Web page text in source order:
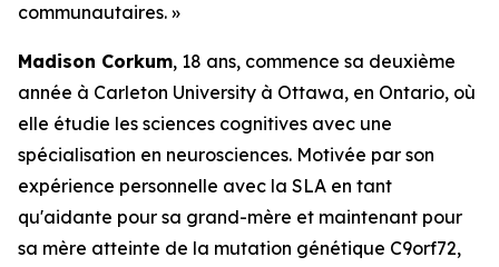
communautaires. »
Madison Corkum, 18 ans, commence sa deuxième
année à Carleton University à Ottawa, en Ontario, où
elle étudie les sciences cognitives avec une
spécialisation en neurosciences. Motivée par son
expérience personnelle avec la SLA en tant
qu'aidante pour sa grand-mère et maintenant pour
sa mère atteinte de la mutation génétique C9orf72,